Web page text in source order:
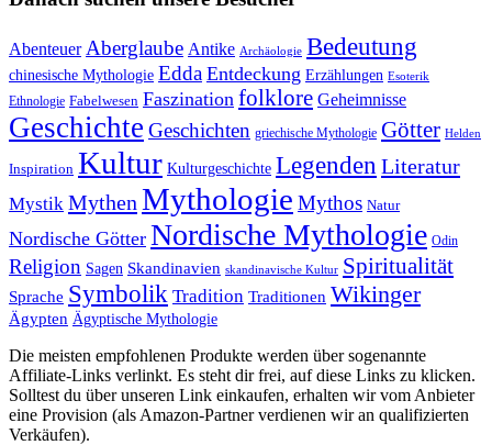
Abenteuer Aberglaube Antike Archäologie Bedeutung
chinesische Mythologie Edda Entdeckung Erzählungen Esoterik
Ethnologie Fabelwesen Faszination folklore Geheimnisse
Geschichte Geschichten griechische Mythologie Götter Helden
Inspiration Kultur Kulturgeschichte Legenden Literatur
Mystik Mythen Mythologie Mythos Natur
Nordische Götter Nordische Mythologie Odin
Religion Sagen Skandinavien skandinavische Kultur Spiritualität
Sprache Symbolik Tradition Traditionen Wikinger
Ägypten Ägyptische Mythologie
Die meisten empfohlenen Produkte werden über sogenannte
Affiliate-Links verlinkt. Es steht dir frei, auf diese Links zu klicken.
Solltest du über unseren Link einkaufen, erhalten wir vom Anbieter
eine Provision (als Amazon-Partner verdienen wir an qualifizierten
Verkäufen).